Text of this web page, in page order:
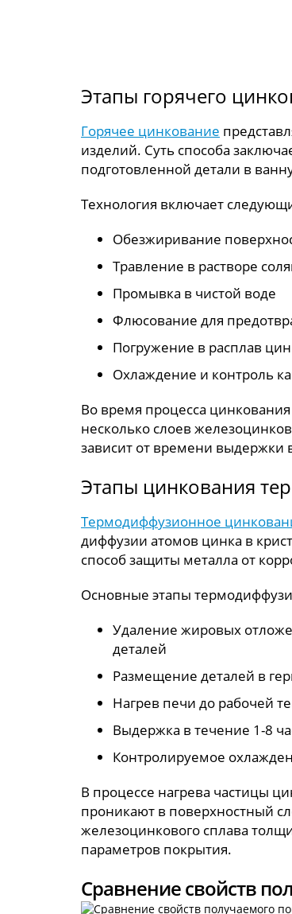
Этапы горячего
Горячее цинкование
изделий. Суть способа
подготовленной детали в
Технология включает
Обезжиривание
Травление в растворе
Промывка в чистой воде
Флюсование для
Погружение в расплав
Охлаждение и контроль
Во время процесса
несколько слоев
зависит от времени выдержки
Этапы цинкования
Термодиффузионное
диффузии атомов цинка в
способ защиты металла от
Основные этапы
Удаление жировых
деталей
Размещение деталей в
Нагрев печи до рабочей
Выдержка в течение 1-8
Контролируемое
В процессе нагрева частицы
проникают в поверхностный
железоцинкового сплава
параметров покрытия.
Сравнение свойств